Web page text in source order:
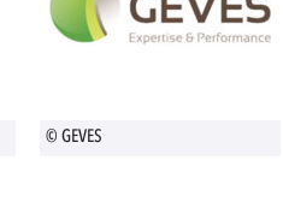
© GEVES